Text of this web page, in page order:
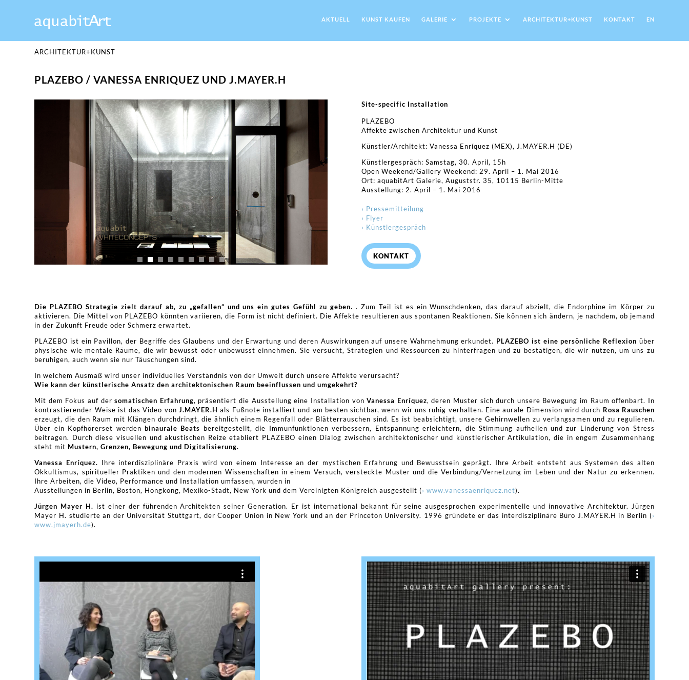
AKTUELL KUNST KAUFEN GALERIE PROJEKTE ARCHITEKTUR+KUNST KONTAKT EN
ARCHITEKTUR+KUNST
PLAZEBO / VANESSA ENRIQUEZ UND J.MAYER.H
Site-specific Installation
PLAZEBO
Affekte zwischen Architektur und Kunst
Künstler/Architekt:Vanessa Enríquez (MEX), J.MAYER.H (DE)
Künstlergespräch: Samstag, 30. April, 15h
Open Weekend/Gallery Weekend: 29. April – 1. Mai 2016
Ort: aquabitArt Galerie, Auguststr. 35, 10115 Berlin-Mitte
Ausstellung: 2. April – 1. Mai 2016
› Pressemitteilung
› Flyer
› Künstlergespräch
KONTAKT
Die PLAZEBO Strategie zielt darauf ab, zu „gefallen“ und uns ein gutes Gefühl zu geben. . Zum Teil ist es ein Wunschdenken, das darauf abzielt, die Endorphine im Körper zu
aktivieren. Die Mittel von PLAZEBO könnten variieren, die Form ist nicht definiert. Die Affekte resultieren aus spontanen Reaktionen. Sie können sich ändern, je nachdem, ob jemand
in der Zukunft Freude oder Schmerz erwartet.
PLAZEBO ist ein Pavillon, der Begriffe des Glaubens und der Erwartung und deren Auswirkungen auf unsere Wahrnehmung erkundet. PLAZEBO ist eine persönliche Reflexion über
physische wie mentale Räume, die wir bewusst oder unbewusst einnehmen. Sie versucht, Strategien und Ressourcen zu hinterfragen und zu bestätigen, die wir nutzen, um uns zu
beruhigen, auch wenn sie nur Täuschungen sind.
In welchem Ausmaß wird unser individuelles Verständnis von der Umwelt durch unsere Affekte verursacht?
Wie kann der künstlerische Ansatz den architektonischen Raum beeinflussen und umgekehrt?
Mit dem Fokus auf dersomatischen Erfahrung, präsentiert die Ausstellung eine Installation vonVanessa Enríquez, deren Muster sich durch unsere Bewegung im Raum offenbart. In
kontrastierender Weise ist das Video vonJ.MAYER.H als Fußnote installiert und am besten sichtbar, wenn wir uns ruhig verhalten. Eine aurale Dimension wird durch Rosa Rauschen
erzeugt, die den Raum mit Klängen durchdringt, die ähnlich einem Regenfall oder Blätterrauschen sind. Es ist beabsichtigt, unsere Gehirnwellen zu verlangsamen und zu regulieren.
Über ein Kopfhörerset werdenbinaurale Beats bereitgestellt, die Immunfunktionen verbessern, Entspannung erleichtern, die Stimmung aufhellen und zur Linderung von Stress
beitragen. Durch diese visuellen und akustischen Reize etabliert PLAZEBO einen Dialog zwischen architektonischer und künstlerischer Artikulation, die in engem Zusammenhang
steht mit Mustern, Grenzen, Bewegung und Digitalisierung.
Vanessa Enríquez. Ihre interdisziplinäre Praxis wird von einem Interesse an der mystischen Erfahrung und Bewusstsein geprägt. Ihre Arbeit entsteht aus Systemen des alten
Okkultismus, spiritueller Praktiken und den modernen Wissenschaften in einem Versuch, versteckte Muster und die Verbindung/Vernetzung im Leben und der Natur zu erkennen.
Ihre Arbeiten, die Video, Performance und Installation umfassen, wurden in
Ausstellungen in Berlin, Boston, Hongkong, Mexiko-Stadt, New York und dem Vereinigten Königreich ausgestellt (› www.vanessaenriquez.net).
Jürgen Mayer H. ist einer der führenden Architekten seiner Generation. Er ist international bekannt für seine ausgesprochen experimentelle und innovative Architektur. Jürgen
Mayer H. studierte an der Universität Stuttgart, der Cooper Union in New York und an der Princeton University. 1996 gründete er das interdisziplinäre Büro J.MAYER.H in Berlin (›
www.jmayerh.de).